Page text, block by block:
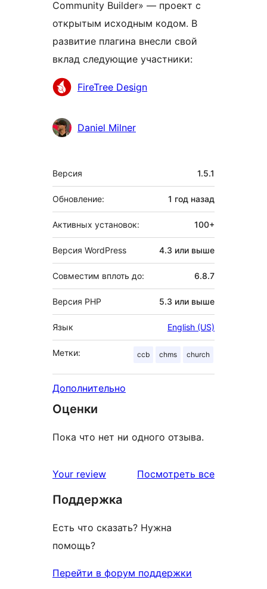
Community Builder» — проект с
открытым исходным кодом. В
развитие плагина внесли свой
вклад следующие участники:
УчастникиFireTree Design
Daniel Milner
Мета
Версия 1.5.1
Обновление: 1 год назад
Активных установок: 100+
Версия WordPress 4.3 или выше
Совместим вплоть до: 6.8.7
Версия PHP 5.3 или выше
Язык English (US)
Метки: ccb chms church
Дополнительно
Оценки
Пока что нет ни одного отзыва.
Your review Посмотреть всеотзывы
Поддержка
Есть что сказать? Нужна
помощь?
Перейти в форум поддержки